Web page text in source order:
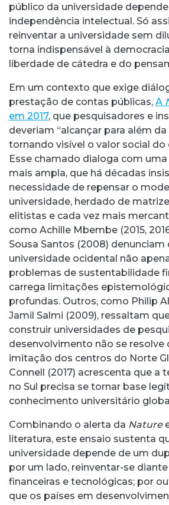
público da universidade
independência intelectual. Só
reinventar a universidade sem
torna indispensável à
liberdade de cátedra e do
Em um contexto que exige
prestação de contas públicas, A
em 2017, que pesquisadores e
deveriam “alcançar para além da
tornando visível o valor social
Esse chamado dialoga com
mais ampla, que há décadas
necessidade de repensar o
universidade, herdado de
elitistas e cada vez mais
como Achille Mbembe (2015,
Sousa Santos (2008) denunciam
universidade ocidental não
problemas de sustentabilidade
carrega limitações
profundas. Outros, como Philip
Jamil Salmi (2009), ressaltam
construir universidades de
desenvolvimento não se resolve
imitação dos centros do Norte
Connell (2017) acrescenta que a
no Sul precisa se tornar base
conhecimento universitário
Combinando o alerta da Nature
literatura, este ensaio sustenta
universidade depende de um
por um lado, reinventar-se
financeiras e tecnológicas; por
que os países em